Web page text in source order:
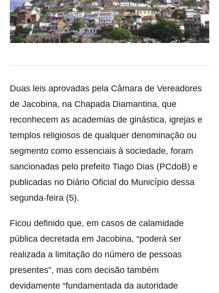
Duas leis aprovadas pela Câmara de Vereadores
de Jacobina, na Chapada Diamantina, que
reconhecem as academias de ginástica, igrejas e
templos religiosos de qualquer denominação ou
segmento como essenciais à sociedade, foram
sancionadas pelo prefeito Tiago Dias (PCdoB) e
publicadas no Diário Oficial do Município dessa
segunda-feira (5).
Ficou definido que, em casos de calamidade
pública decretada em Jacobina, “poderá ser
realizada a limitação do número de pessoas
presentes”, mas com decisão também
devidamente “fundamentada da autoridade